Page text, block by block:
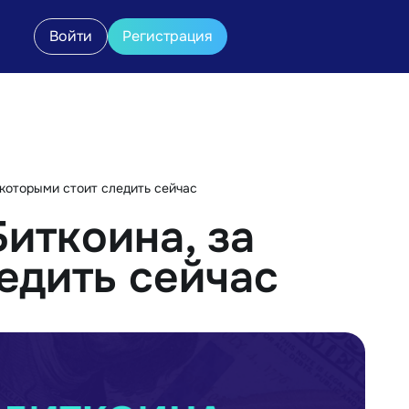
Войти Регистрация
стоит следить сейчас
за
сейчас